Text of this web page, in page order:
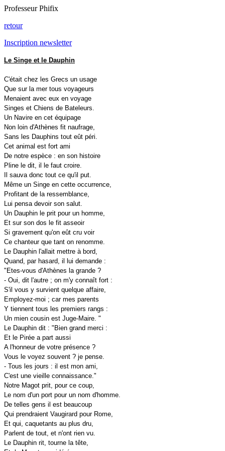
Professeur Phifix
retour
Inscription newsletter
Le Singe et le Dauphin
C'était chez les Grecs un usage
Que sur la mer tous voyageurs
Menaient avec eux en voyage
Singes et Chiens de Bateleurs.
Un Navire en cet équipage
Non loin d'Athènes fit naufrage,
Sans les Dauphins tout eût péri.
Cet animal est fort ami
De notre espèce : en son histoire
Pline le dit, il le faut croire.
Il sauva donc tout ce qu'il put.
Même un Singe en cette occurrence,
Profitant de la ressemblance,
Lui pensa devoir son salut.
Un Dauphin le prit pour un homme,
Et sur son dos le fit asseoir
Si gravement qu'on eût cru voir
Ce chanteur que tant on renomme.
Le Dauphin l'allait mettre à bord,
Quand, par hasard, il lui demande :
"Etes-vous d'Athènes la grande ?
- Oui, dit l'autre ; on m'y connaît fort :
S'il vous y survient quelque affaire,
Employez-moi ; car mes parents
Y tiennent tous les premiers rangs :
Un mien cousin est Juge-Maire. "
Le Dauphin dit : "Bien grand merci :
Et le Pirée a part aussi
A l'honneur de votre présence ?
Vous le voyez souvent ? je pense.
- Tous les jours : il est mon ami,
C'est une vieille connaissance."
Notre Magot prit, pour ce coup,
Le nom d'un port pour un nom d'homme.
De telles gens il est beaucoup
Qui prendraient Vaugirard pour Rome,
Et qui, caquetants au plus dru,
Parlent de tout, et n'ont rien vu.
Le Dauphin rit, tourne la tête,